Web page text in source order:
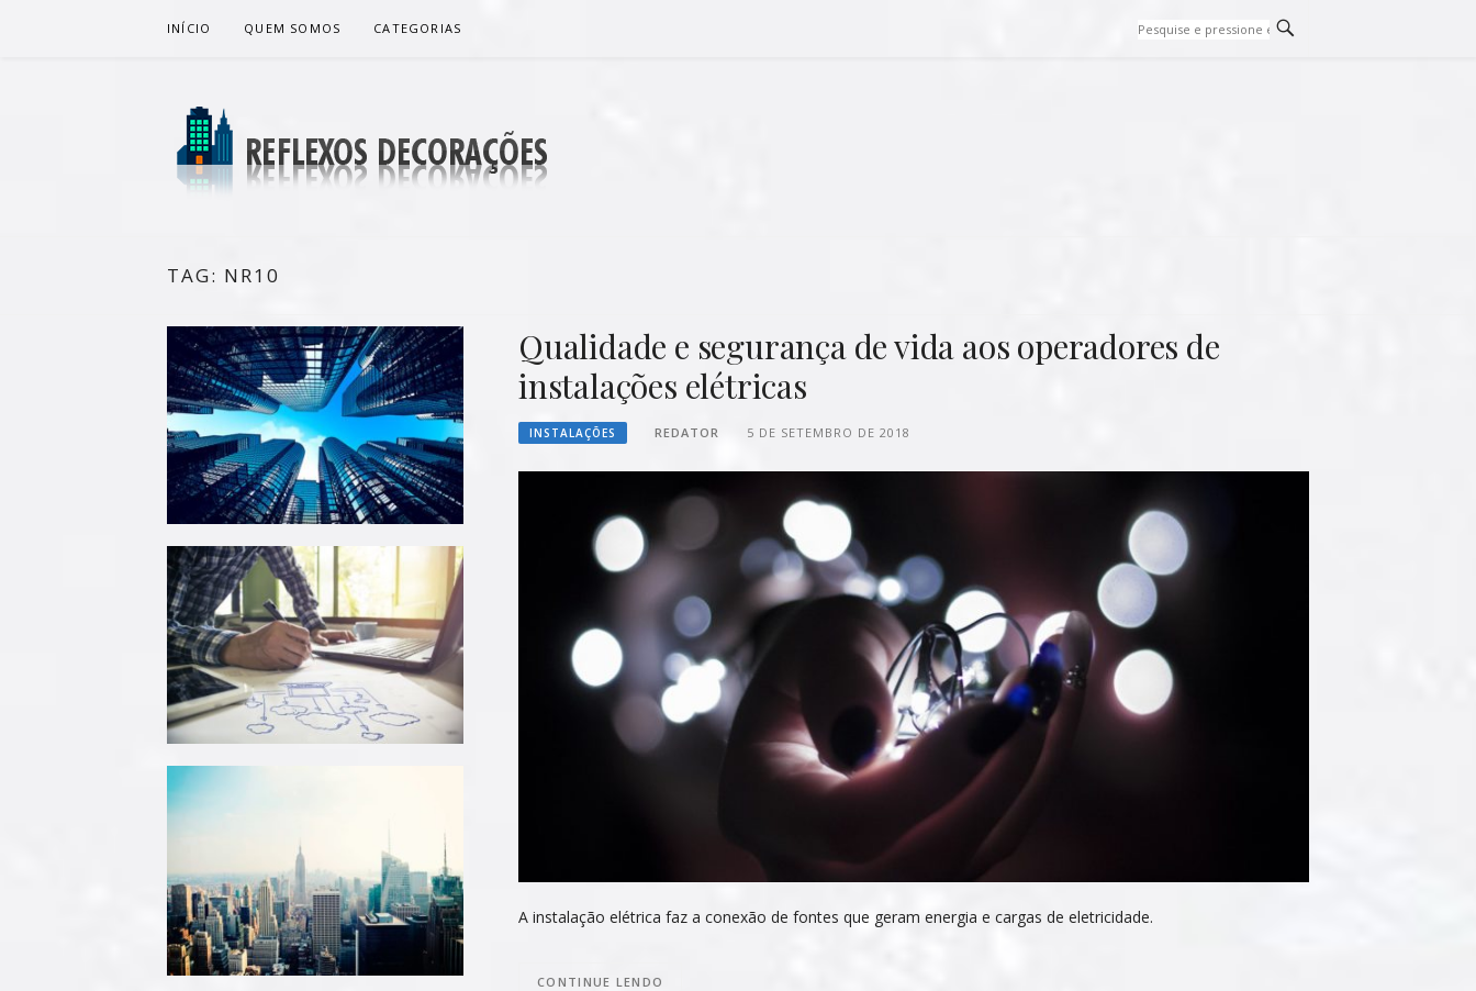
INÍCIO QUEM SOMOS CATEGORIAS
TAG: NR10
Qualidade e segurança de vida aos operadores de
instalações elétricas
INSTALAÇÕES REDATOR 5 DE SETEMBRO DE 2018
A instalação elétrica faz a conexão de fontes que geram energia e cargas de eletricidade.
CONTINUE LENDO